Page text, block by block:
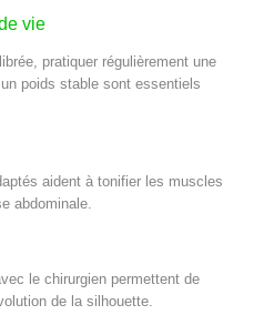
vie
pratiquer régulièrement une
poids stable sont essentiels
aident à tonifier les muscles
abdominale.
le chirurgien permettent de
de la silhouette.